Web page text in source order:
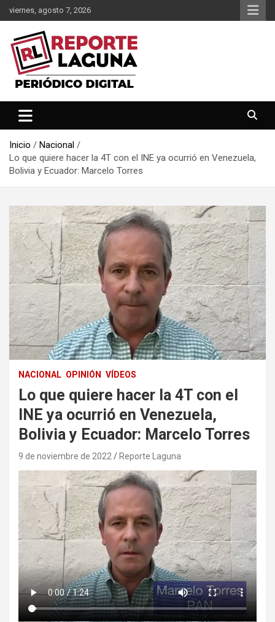
Saltar
al
contenido
viernes, agosto 7, 2026
Reporte Laguna
Inicio
Nacional
Lo que quiere hacer la 4T con el INE ya ocurrió en Venezuela,
Bolivia y Ecuador: Marcelo Torres
NACIONAL OPINIÓN VÍDEOS
Lo que quiere hacer la 4T con el
INE ya ocurrió en Venezuela,
Bolivia y Ecuador: Marcelo Torres
9 de noviembre de 2022 Reporte Laguna